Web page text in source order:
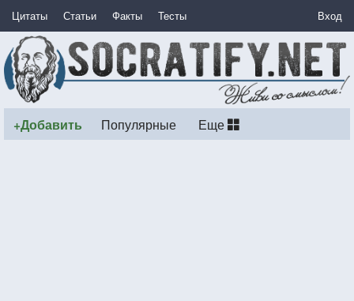
Цитаты Статьи Факты Тесты Вход
+Добавить Популярные Еще